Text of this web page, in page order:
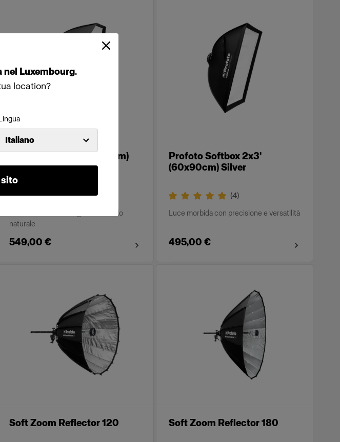
nel Luxembourg.
location?
Lingua
Italiano
Profoto Softbox 4' (120cm)
Octa Silver
(10)
Luce morbida e avvolgente in modo
naturale
549,00 €
Profoto Softbox 2x3'
(60x90cm) Silver
(4)
Luce morbida con precisione e versatilità
495,00 €
Soft Zoom Reflector 120 Soft Zoom Reflector 180